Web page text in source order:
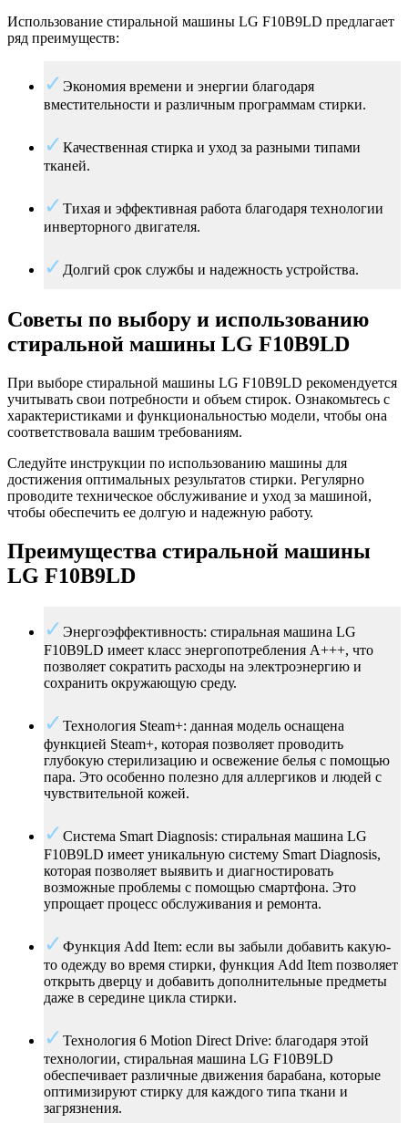
Использование стиральной машины LG F10B9LD предлагает
ряд преимуществ:
Экономия времени и энергии благодаря
вместительности и различным программам стирки.
Качественная стирка и уход за разными типами
тканей.
Тихая и эффективная работа благодаря технологии
инверторного двигателя.
Долгий срок службы и надежность устройства.
Советы по выбору и использованию
стиральной машины LG F10B9LD
При выборе стиральной машины LG F10B9LD рекомендуется
учитывать свои потребности и объем стирок. Ознакомьтесь с
характеристиками и функциональностью модели, чтобы она
соответствовала вашим требованиям.
Следуйте инструкции по использованию машины для
достижения оптимальных результатов стирки. Регулярно
проводите техническое обслуживание и уход за машиной,
чтобы обеспечить ее долгую и надежную работу.
Преимущества стиральной машины
LG F10B9LD
Энергоэффективность: стиральная машина LG
F10B9LD имеет класс энергопотребления A+++, что
позволяет сократить расходы на электроэнергию и
сохранить окружающую среду.
Технология Steam+: данная модель оснащена
функцией Steam+, которая позволяет проводить
глубокую стерилизацию и освежение белья с помощью
пара. Это особенно полезно для аллергиков и людей с
чувствительной кожей.
Система Smart Diagnosis: стиральная машина LG
F10B9LD имеет уникальную систему Smart Diagnosis,
которая позволяет выявить и диагностировать
возможные проблемы с помощью смартфона. Это
упрощает процесс обслуживания и ремонта.
Функция Add Item: если вы забыли добавить какую-
то одежду во время стирки, функция Add Item позволяет
открыть дверцу и добавить дополнительные предметы
даже в середине цикла стирки.
Технология 6 Motion Direct Drive: благодаря этой
технологии, стиральная машина LG F10B9LD
обеспечивает различные движения барабана, которые
оптимизируют стирку для каждого типа ткани и
загрязнения.